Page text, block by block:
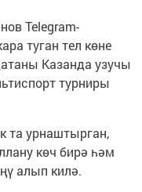
Telegram-
туган тел көне
Казанда узучы
турниры
та урнаштырган,
көч бирә һәм
алып килә.